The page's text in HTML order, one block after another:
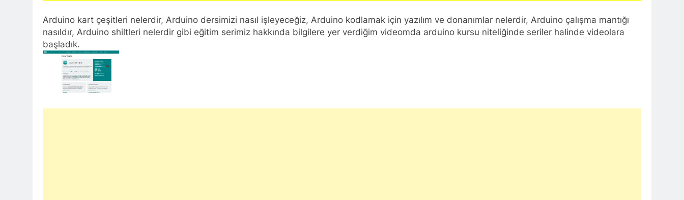
Arduino kart çeşitleri nelerdir, Arduino dersimizi nasıl işleyeceğiz, Arduino kodlamak için yazılım ve donanımlar nelerdir, Arduino çalışma mantığı
nasıldır, Arduino shiltleri nelerdir gibi eğitim serimiz hakkında bilgilere yer verdiğim videomda arduino kursu niteliğinde seriler halinde videolara
başladık.